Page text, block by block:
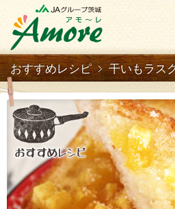
おすすめレシピ 干いもラス